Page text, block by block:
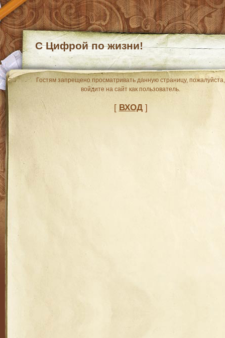
С Цифрой по жизни!
Гостям запрещено просматривать данную страницу, пожалуйста,
войдите на сайт как пользователь.
[ ВХОД]